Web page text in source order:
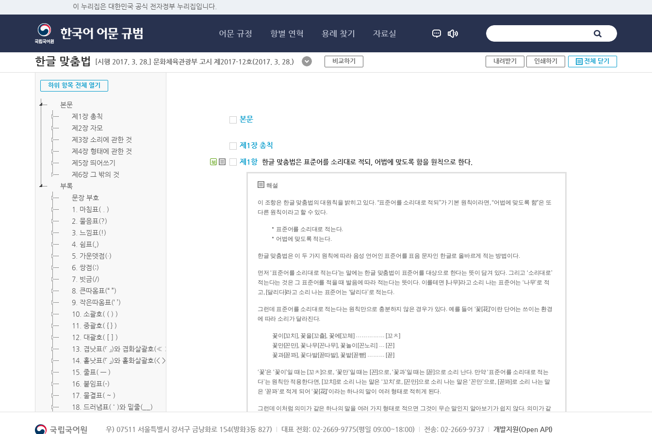
이 누리집은 대한민국 공식 전자정부 누리집입니다.
어문 규정 항별 연혁 용례 찾기 자료실
한글 맞춤법 [시행 2017. 3. 28.] 문화체육관광부 고시 제2017-12호(2017. 3. 28.) 비교하기 내려받기 인쇄하기 전체 닫기
하위 항목 전체 열기
본문
제1장 총칙
제2장 자모
제3장 소리에 관한 것
제4장 형태에 관한 것
제5장 띄어쓰기
제6장 그 밖의 것
부록
문장 부호
1. 마침표( . )
2. 물음표(?)
3. 느낌표(!)
4. 쉼표(,)
5. 가운뎃점(·)
6. 쌍점(:)
7. 빗금(/)
8. 큰따옴표(“ ”)
9. 작은따옴표(‘ ’)
10. 소괄호( ( ) )
11. 중괄호( { } )
12. 대괄호( [ ] )
13. 겹낫표(『 』)와 겹화살괄호(≪ ≫)
14. 홑낫표(「 」)와 홑화살괄호(< >)
15. 줄표( ― )
16. 붙임표(-)
17. 물결표( ~ )
18. 드러냄표( ˙ )와 밑줄(__)
20. 빠짐표( □ )
본문
제1장 총칙
북 제1항 한글 맞춤법은 표준어를 소리대로 적되, 어법에 맞도록 함을 원칙으로 한다.
해설
이 조항은 한글 맞춤법의 대원칙을 밝히고 있다. “표준어를 소리대로 적되”가 기본 원칙이라면, “어법에 맞도록 함”은 또
다른 원칙이라고 할 수 있다.
표준어를 소리대로 적는다.
어법에 맞도록 적는다.
한글 맞춤법은 이 두 가지 원칙에 따라 음성 언어인 표준어를 표음 문자인 한글로 올바르게 적는 방법이다.
먼저 ‘표준어를 소리대로 적는다’는 말에는 한글 맞춤법이 표준어를 대상으로 한다는 뜻이 담겨 있다. 그리고 ‘소리대로’
적는다는 것은 그 표준어를 적을 때 발음에 따라 적는다는 뜻이다. 이를테면 [나무]라고 소리 나는 표준어는 ‘나무’로 적
고, [달리다]라고 소리 나는 표준어는 ‘달리다’로 적는다.
그런데 표준어를 소리대로 적는다는 원칙만으로 충분하지 않은 경우가 있다. 예를 들어 ‘꽃[花]’이란 단어는 쓰이는 환경
에 따라 소리가 달라진다.
꽃이[꼬치], 꽃을[꼬츨], 꽃에[꼬체] …………… [꼬ㅊ]
꽃만[꼰만], 꽃나무[꼰나무], 꽃놀이[꼰노리] … [꼰]
꽃과[꼳꽈], 꽃다발[꼳따발], 꽃밭[꼳빧] ……… [꼳]
‘꽃’은 ‘꽃이’일 때는 [꼬ㅊ]으로, ‘꽃만’일 때는 [꼰]으로, ‘꽃과’일 때는 [꼳]으로 소리 난다. 만약 ‘표준어를 소리대로 적는
다’는 원칙만 적용한다면, [꼬치]로 소리 나는 말은 ‘꼬치’로, [꼰만]으로 소리 나는 말은 ‘꼰만’으로, [꼳꽈]로 소리 나는 말
은 ‘꼳꽈’로 적게 되어 ‘꽃[花]’이라는 하나의 말이 여러 형태로 적히게 된다.
그런데 이처럼 의미가 같은 하나의 말을 여러 가지 형태로 적으면 그것이 무슨 말인지 알아보기가 쉽지 않다. 의미가 같
되게 적는 것이 의미를 파악하는 데 효과적이다.
우) 07511 서울특별시 강서구 금낭화로 154(방화3동 827) 대표 전화: 02-2669-9775(평일 09:00~18:00) 전송: 02-2669-9737 개발지원(Open API)